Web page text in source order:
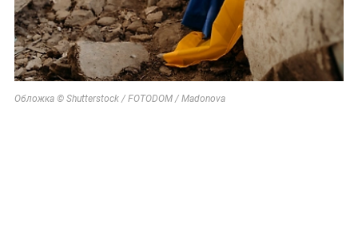
Обложка © Shutterstock / FOTODOM / Madonova